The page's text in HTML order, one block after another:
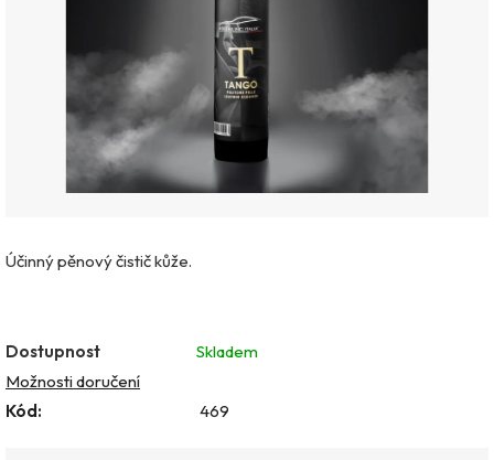
Účinný pěnový čistič kůže.
Dostupnost
Skladem
Možnosti doručení
Kód:
469